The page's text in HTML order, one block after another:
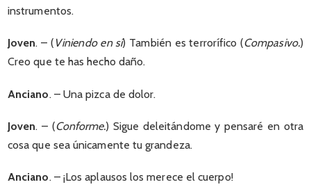
instrumentos.
Joven. – ( Viniendo en sí) También es terrorífico (Compasivo.)
Creo que te has hecho daño.
Anciano. – Una pizca de dolor.
Joven. – (Conforme.) Sigue deleitándome y pensaré en otra
cosa que sea únicamente tu grandeza.
Anciano. – ¡Los aplausos los merece el cuerpo!